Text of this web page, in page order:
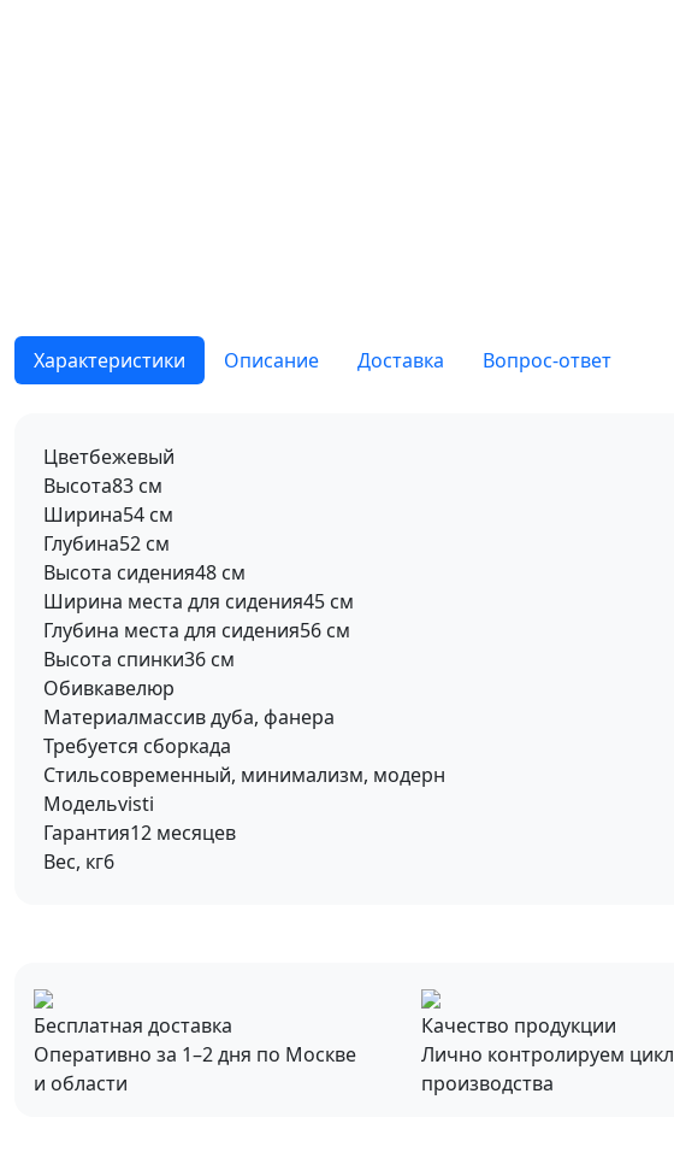
Характеристики Описание Доставка Вопрос-ответ
Цветбежевый
Высота83 см
Ширина54 см
Глубина52 см
Высота сидения48 см
Ширина места для сидения45 см
Глубина места для сидения56 см
Высота спинки36 см
Обивкавелюр
Материалмассив дуба, фанера
Требуется сборкада
Стильсовременный, минимализм, модерн
Модельvisti
Гарантия12 месяцев
Вес, кг6
Бесплатная доставка
Оперативно за 1–2 дня по Москве
и области
Качество продукции
Лично контролируем цикл
производства